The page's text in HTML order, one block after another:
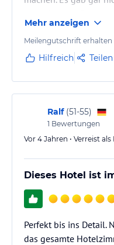
Pfeffer noch Öl oder
gar nicht. Wir sind
Herr am Empfang hat
draußen kostenlos
man…
Mehr anzeigen
Meilengutschrift erhalten
Hilfreich Teilen
Ralf (51-55)
1 Bewertungen
Vor 4 Jahren • Verreist
Dieses Hotel ist
Perfekt bis ins Detail.
das gesamte